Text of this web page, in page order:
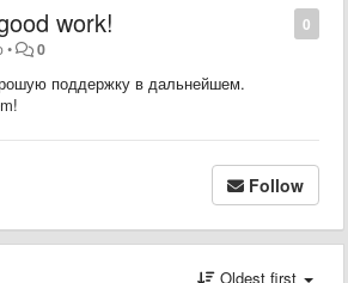
0
work!
• 0
поддержку в дальнейшем.
Follow
Oldest first